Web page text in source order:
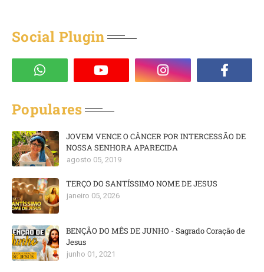
Social Plugin
Populares
JOVEM VENCE O CÂNCER POR INTERCESSÃO DE
NOSSA SENHORA APARECIDA
agosto 05, 2019
TERÇO DO SANTÍSSIMO NOME DE JESUS
janeiro 05, 2026
BENÇÃO DO MÊS DE JUNHO - Sagrado Coração de
Jesus
junho 01, 2021